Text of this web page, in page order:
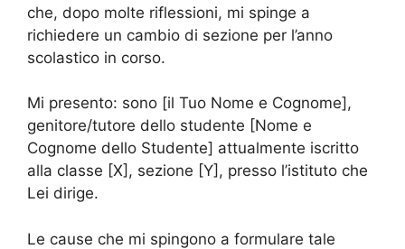
che, dopo molte riflessioni, mi spinge a
richiedere un cambio di sezione per l’anno
scolastico in corso.
Mi presento: sono [il Tuo Nome e Cognome],
genitore/tutore dello studente [Nome e
Cognome dello Studente] attualmente iscritto
alla classe [X], sezione [Y], presso l’istituto che
Lei dirige.
Le cause che mi spingono a formulare tale